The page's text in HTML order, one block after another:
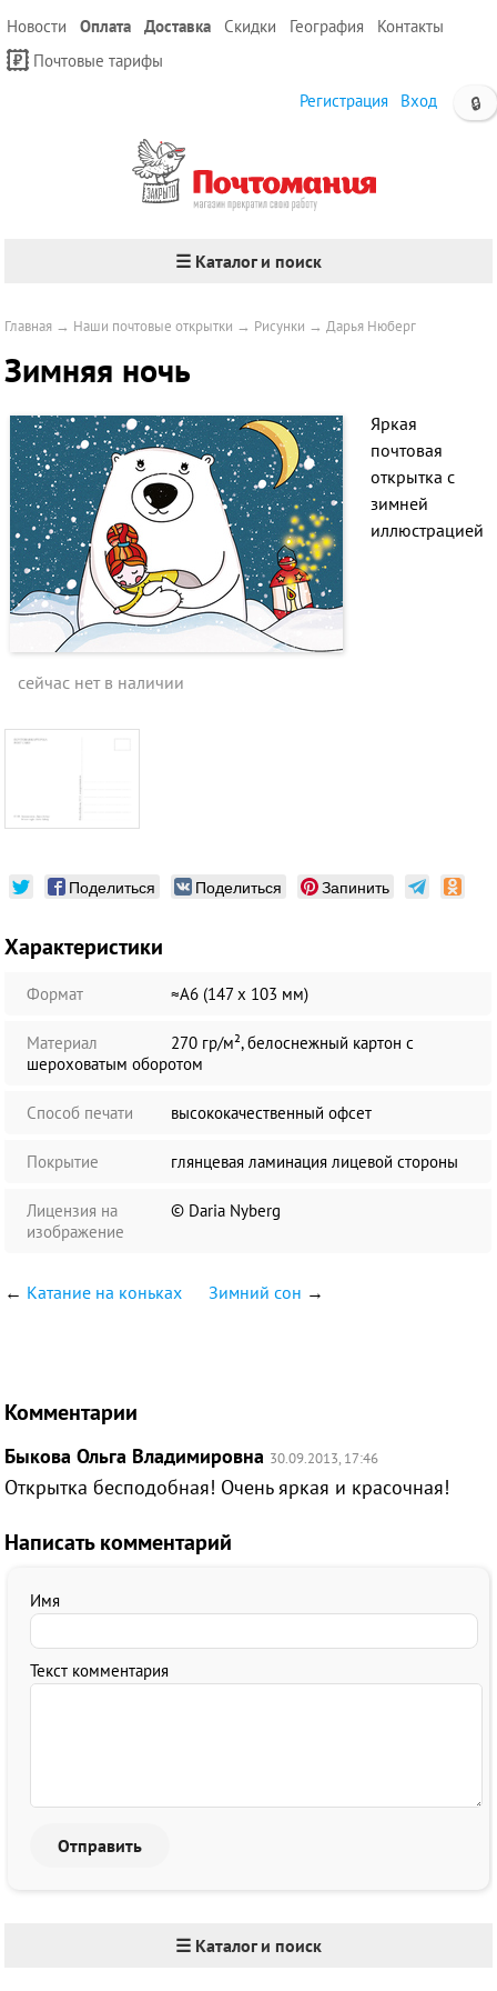
Новости Оплата Доставка Скидки География
Контакты
Почтовые тарифы
🔒
Регистрация Вход
☰ Каталог и поиск
Главная → Наши почтовые открытки → Рисунки →Дарья Нюберг
Зимняя ночь
Яркая
почтовая
открытка с
зимней
иллюстрацией
сейчас нет в наличии
Поделиться Поделиться Запинить
Характеристики
Формат ≈А6 (147 х 103 мм)
Материал
270 гр/м², белоснежный картон с
шероховатым оборотом
Способ печати высококачественный офсет
Покрытие глянцевая ламинация лицевой стороны
Лицензия на
изображение
© Daria Nyberg
← Катание на коньках Зимний сон →
Комментарии
Быкова Ольга Владимировна 30.09.2013, 17:46
Открытка бесподобная! Очень яркая и красочная!
Написать комментарий
Имя
Текст комментария
☰ Каталог и поиск